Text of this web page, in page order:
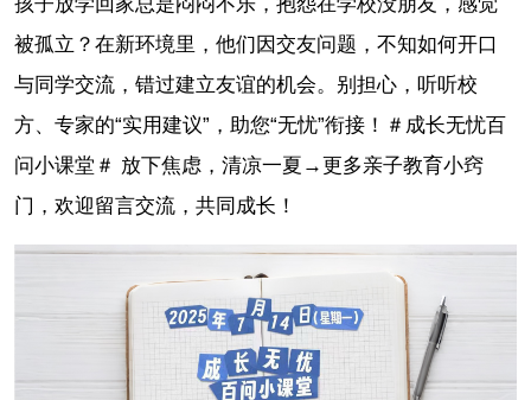
被孤立？在新环境里，他们因交友问题，不知如何开口
与同学交流，错过建立友谊的机会。别担心，听听校
方、专家的“实用建议”，助您“无忧”衔接！＃成长无忧百
问小课堂＃ 放下焦虑，清凉一夏→更多亲子教育小窍
门，欢迎留言交流，共同成长！